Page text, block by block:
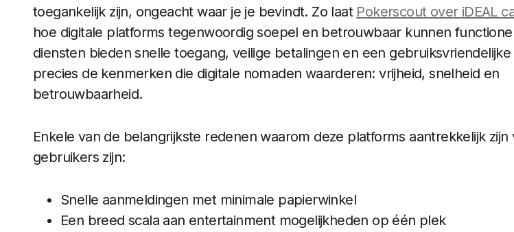
toegankelijk zijn, ongeacht waar je je bevindt. Zo laat Pokerscout over iDEAL
hoe digitale platforms tegenwoordig soepel en betrouwbaar kunnen
diensten bieden snelle toegang, veilige betalingen en een
precies de kenmerken die digitale nomaden waarderen: vrijheid, snelheid en
betrouwbaarheid.
Enkele van de belangrijkste redenen waarom deze platforms aantrekkelijk zijn
gebruikers zijn:
Snelle aanmeldingen met minimale papierwinkel
Een breed scala aan entertainment mogelijkheden op één plek